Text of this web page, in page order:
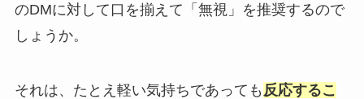
のDMに対して口を揃えて「無視」を推奨するので
しょうか。
それは、たとえ軽い気持ちであっても 反応するこ